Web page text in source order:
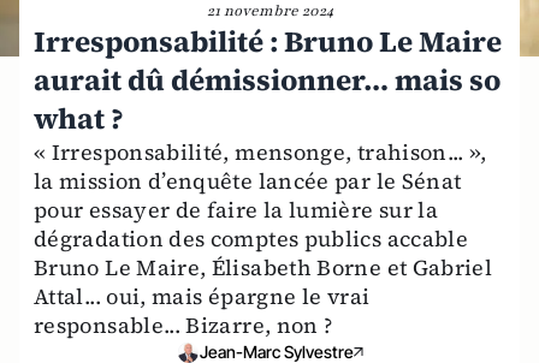
21 novembre 2024
Irresponsabilité : Bruno Le Maire
aurait dû démissionner… mais so
what ?
« Irresponsabilité, mensonge, trahison... »,
la mission d’enquête lancée par le Sénat
pour essayer de faire la lumière sur la
dégradation des comptes publics accable
Bruno Le Maire, Élisabeth Borne et Gabriel
Attal... oui, mais épargne le vrai
responsable... Bizarre, non ?
Jean-Marc Sylvestre